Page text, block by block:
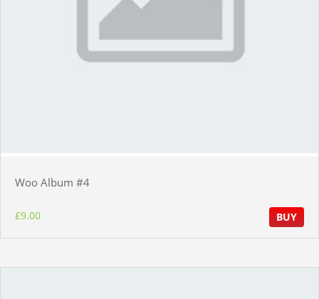
Woo Album #4
£9.00 BUY